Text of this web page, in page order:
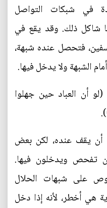
في شبكات التواصل
شاكل ذلك. وقد يقع في
فتحصل عنده شبهة،
الشبهة ولا يدخل فيها.
أن العباد حين جهلوا
أن يقف عنده، لكن بعض
تفحص ويدخلون فيها.
على شبهات الحلال
هي أخطر، لأنه إذا دخل